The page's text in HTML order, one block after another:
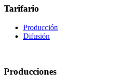
Tarifario
Producción
Difusión
Producciones